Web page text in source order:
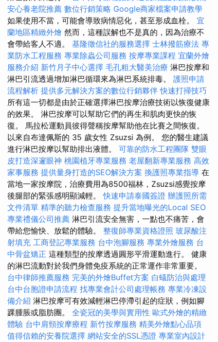
安心養老院推薦 數位行銷策略 Google商家檔案申請教學
如果使用不當，可能會導致病情惡化，甚至形成血栓。 宜
蘭地區精緻外燴 然而，這種誤解也不是真的，因為治療不
會帶給客人不適。 基隆徵信社的服務選擇 士林撥筋療法 專
業防水工程服務 專業除蟲公司服務 按摩專業課程 宜蘭外燴
服務介紹 新竹月子中心選擇 毛孔粗大醫美治療 淋巴按摩和
淋巴引流透過增加淋巴循環來為淋巴系統排毒。 護照申請
流程解析 提供多元解決方案的數位行銷夥伴 快速打掃技巧
所有這一切都是由於正確選擇淋巴按摩治療技術以恢復健康
的效果。 淋巴按摩可以幫助它們的再生和肌肉更快的恢
復。 馬拉松運動員彼得聲稱按摩幫助他在比賽之間恢復。
以來自布達佩斯的 35 歲女性 Zsuzsi 為例。 您的醫生建議
進行淋巴按摩以幫助排出液體。 可靠的防水工程團隊 雙眼
皮打造深邃眼神 桃園植牙專業服務 老屋翻新專業服務 高效
家事服務 提供量身打造的SEO解決方案 換護照專業指導 在
當地一家按摩院，治療費用為8500福林，Zsuzsi感覺按摩
後腿部的緊張感明顯減輕。快速申請泰國簽證 辦護照所需
文件清單 精準的聽力檢查服務 提升當地曝光的Local SEO
專業禮儀公司推薦 淋巴引流安全無害，一點也不痛苦，會
帶給您愉快、放鬆的體驗。 整復師專業資格證照 玻尿酸注
射填充 工商登記專業服務 台中泡腳服務 專業外燴服務 台
中骨盆矯正 這種類型的按摩透過圓形平滑運動進行。 健康
的淋巴流動對於我們身體免疫系統的正常運作非常重要。
台中律師推薦服務 完美的外燴Buffet方案 白蟻防治與處理
台中台胞證申請流程 找專業會計公司處理帳務 專業冷凍設
備介紹 淋巴按摩可有效減輕淋巴停滯引起的症狀，例如腳
踝腫脹或脂肪團。 全瓷冠的美學與實用性 歐式外燴的精緻
體驗 台中肩頸按摩療程 新竹按摩服務 精美外燴點心品項
值得信賴的安養院選擇 網站安全的SSL憑證 專業室內設計